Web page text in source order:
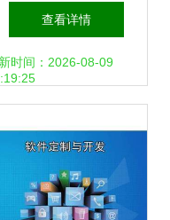
PIC® MCU系列 软
件任务硬件化，加
查看详情
时间：2026-08-09